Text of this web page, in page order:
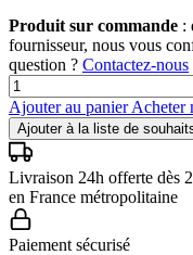
Produit sur commande :
fournisseur, nous vous
question ? Contactez-nous
Ajouter au panierAcheter
Ajouter à la liste de
Livraison 24h offerte dès
en France métropolitaine
Paiement sécurisé